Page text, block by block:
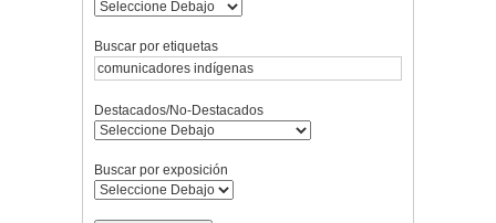
Buscar por etiquetas
Destacados/No-Destacados
Buscar por exposición